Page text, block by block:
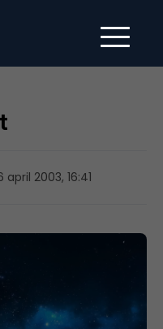
april 2003, 16:41